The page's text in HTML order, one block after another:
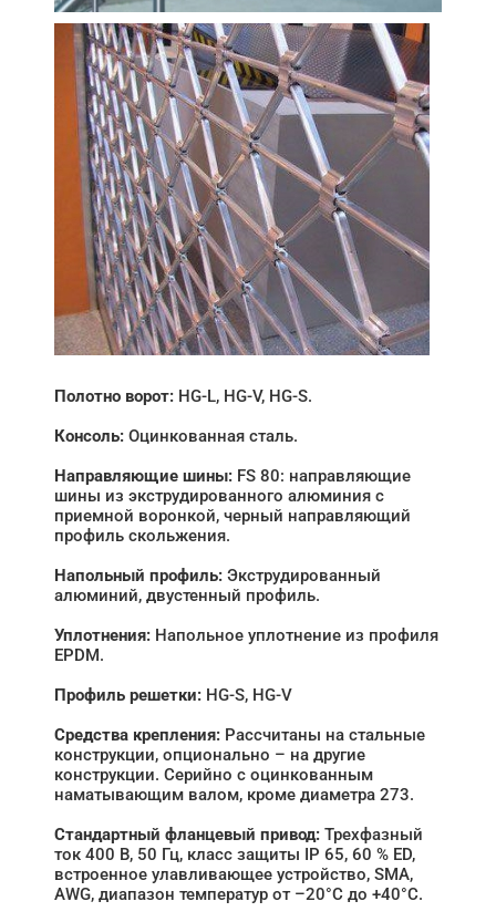
Полотно ворот: HG-L, HG‑V, HG-S.
Консоль: Оцинкованная сталь.
Направляющие шины: FS 80: направляющие
шины из экструдированного алюминия с
приемной воронкой, черный направляющий
профиль скольжения.
Напольный профиль: Экструдированный
алюминий, двустенный профиль.
Уплотнения: Напольное уплотнение из профиля
EPDM.
Профиль решетки: HG-S, HG‑V
Средства крепления: Рассчитаны на стальные
конструкции, опционально – на другие
конструкции. Серийно с оцинкованным
наматывающим валом, кроме диаметра 273.
Стандартный фланцевый привод: Трехфазный
ток 400 В, 50 Гц, класс защиты IP 65, 60 % ED,
встроенное улавливающее устройство, SMA,
AWG, диапазон температур от –20°C до +40°C.